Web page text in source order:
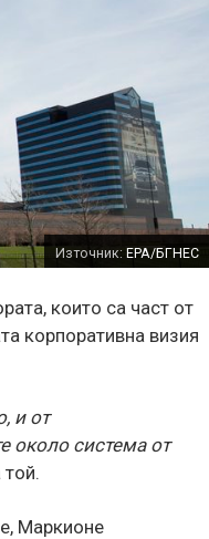
Източник: EPA/БГНЕС
които са част от
корпоративна визия
и от
около система от
той.
Маркионе